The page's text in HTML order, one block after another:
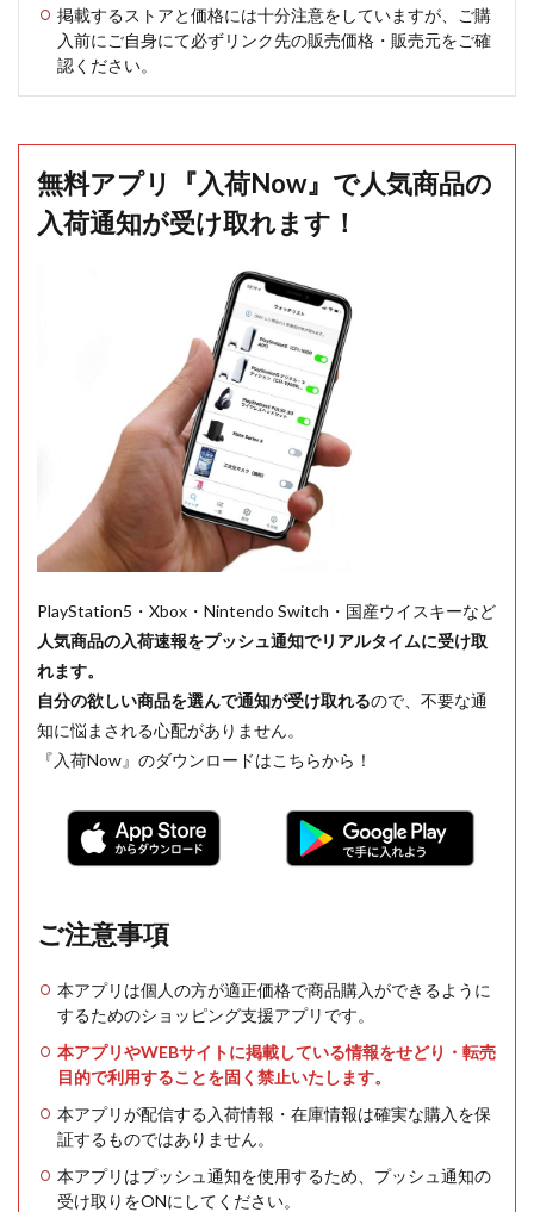
掲載するストアと価格には十分注意をしていますが、ご購
入前にご自身にて必ずリンク先の販売価格・販売元をご確
認ください。
無料アプリ『入荷Now』で人気商品の
入荷通知が受け取れます！
PlayStation5・Xbox・Nintendo Switch・国産ウイスキーなど
人気商品の入荷速報をプッシュ通知でリアルタイムに受け取
れます。
自分の欲しい商品を選んで通知が受け取れるので、不要な通
知に悩まされる心配がありません。
『入荷Now』のダウンロードはこちらから！
ご注意事項
本アプリは個人の方が適正価格で商品購入ができるように
するためのショッピング支援アプリです。
本アプリやWEBサイトに掲載している情報をせどり・転売
目的で利用することを固く禁止いたします。
本アプリが配信する入荷情報・在庫情報は確実な購入を保
証するものではありません。
本アプリはプッシュ通知を使用するため、プッシュ通知の
受け取りをONにしてください。